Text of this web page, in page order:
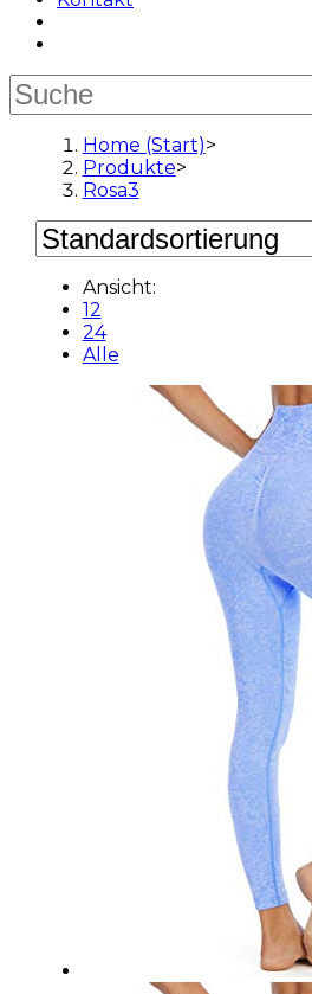
Home (Start)>
Produkte>
Rosa3
Ansicht:
12
24
Alle